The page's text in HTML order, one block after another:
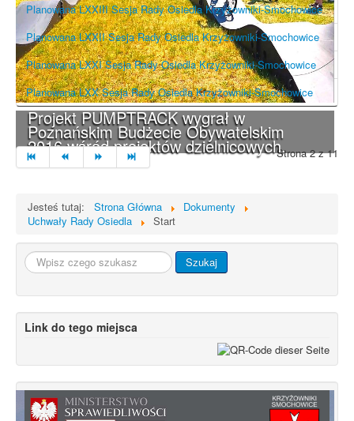
Projekt PUMPTRACK wygrał w
Poznańskim Budżecie Obywatelskim
2016 wśród projektów dzielnicowych.
Planowana LXXIII Sesja Rady Osiedla Krzyżowniki-Smochowice
Planowana LXXII Sesja Rady Osiedla Krzyżowniki-Smochowice
Planowana LXXI Sesja Rady Osiedla Krzyżowniki-Smochowice
Planowana LXX Sesja Rady Osiedla Krzyżowniki-Smochowice
Strona 2 z 11
Jesteś tutaj: Strona Główna
Dokumenty
Uchwały Rady Osiedla
Start
Szukaj... Szukaj
Link do tego miejsca